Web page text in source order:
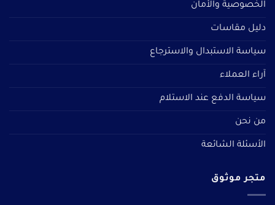
الخصوصية والأمان
دليل مقاسات
سياسة الاستبدال والاسترجاع
آراء العملاء
سياسة الدفع عند الاستلام
من نحن
الأسئلة الشائعة
متجر موثوق